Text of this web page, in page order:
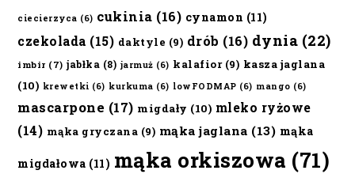
ciecierzyca (6) cukinia (16) cynamon (11)
czekolada (15) daktyle (9) drób (16) dynia (22)
imbir (7) jabłka (8) jarmuż (6) kalafior(9) kasza jaglana
(10) krewetki (6) kurkuma (6) lowFODMAP (6) mango (6)
mascarpone (17) migdały (10) mleko ryżowe
(14) mąka gryczana (9) mąka jaglana (13) mąka
migdałowa (11) mąka orkiszowa (71)